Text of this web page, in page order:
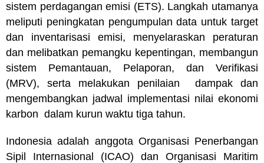
sistem perdagangan emisi (ETS). Langkah utamanya
meliputi peningkatan pengumpulan data untuk target
dan inventarisasi emisi, menyelaraskan peraturan
dan melibatkan pemangku kepentingan, membangun
sistem Pemantauan, Pelaporan, dan Verifikasi
(MRV), serta melakukan penilaian dampak dan
mengembangkan jadwal implementasi nilai ekonomi
karbon dalam kurun waktu tiga tahun.
Indonesia adalah anggota Organisasi Penerbangan
Sipil Internasional (ICAO) dan Organisasi Maritim